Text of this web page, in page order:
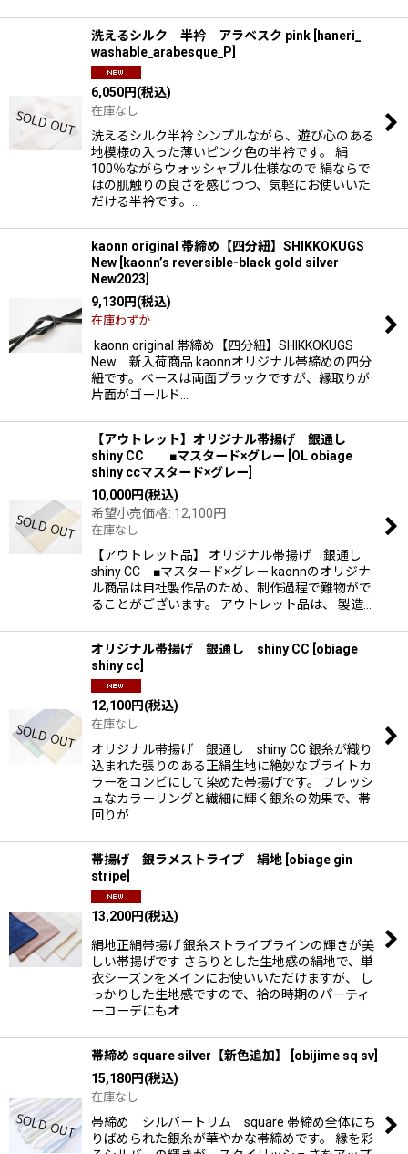
洗えるシルク 半衿 アラベスク pink
haneri_
washable_arabesque_P
6,050円(税込)
在庫なし
洗えるシルク半衿 シンプルながら、遊び心のある
地模様の入った薄いピンク色の半衿です。 絹
100％ながらウォッシャブル仕様なので 絹ならで
はの肌触りの良さを感じつつ、気軽にお使いいた
だける半衿です。…
kaonn original 帯締め【四分紐】SHIKKOKUGS
New
kaonn’s reversible-black gold silver
New2023
9,130円(税込)
在庫わずか
kaonn original 帯締め【四分紐】SHIKKOKUGS
New 新入荷商品 kaonnオリジナル帯締めの四分
紐です。ベースは両面ブラックですが、縁取りが
片面がゴールド…
【アウトレット】オリジナル帯揚げ 銀通し
shiny CC ■マスタード×グレー OL obiage
shiny ccマスタード×グレー
10,000円(税込)
希望小売価格: 12,100円
在庫なし
【アウトレット品】 オリジナル帯揚げ 銀通し
shiny CC ■マスタード×グレー kaonnのオリジナ
ル商品は自社製作品のため、制作過程で難物がで
ることがございます。 アウトレット品は、 製造…
オリジナル帯揚げ 銀通し shiny CC obiage
shiny cc
12,100円(税込)
在庫なし
オリジナル帯揚げ 銀通し shiny CC 銀糸が織り
込まれた張りのある正絹生地に絶妙なブライトカ
ラーをコンビにして染めた帯揚げです。 フレッシ
ュなカラーリングと繊細に輝く銀糸の効果で、帯
回りが…
帯揚げ 銀ラメストライプ 絹地 obiage gin
stripe
13,200円(税込)
絹地正絹帯揚げ 銀糸ストライプラインの輝きが美
しい帯揚げです さらりとした生地感の絹地で、単
衣シーズンをメインにお使いいただけますが、 し
っかりした生地感ですので、袷の時期のパーティ
ーコーデにもオ…
帯締め square silver【新色追加】 obijime sq sv
15,180円(税込)
在庫なし
帯締め シルバートリム square 帯締め全体にち
りばめられた銀糸が華やかな帯締めです。 縁を彩